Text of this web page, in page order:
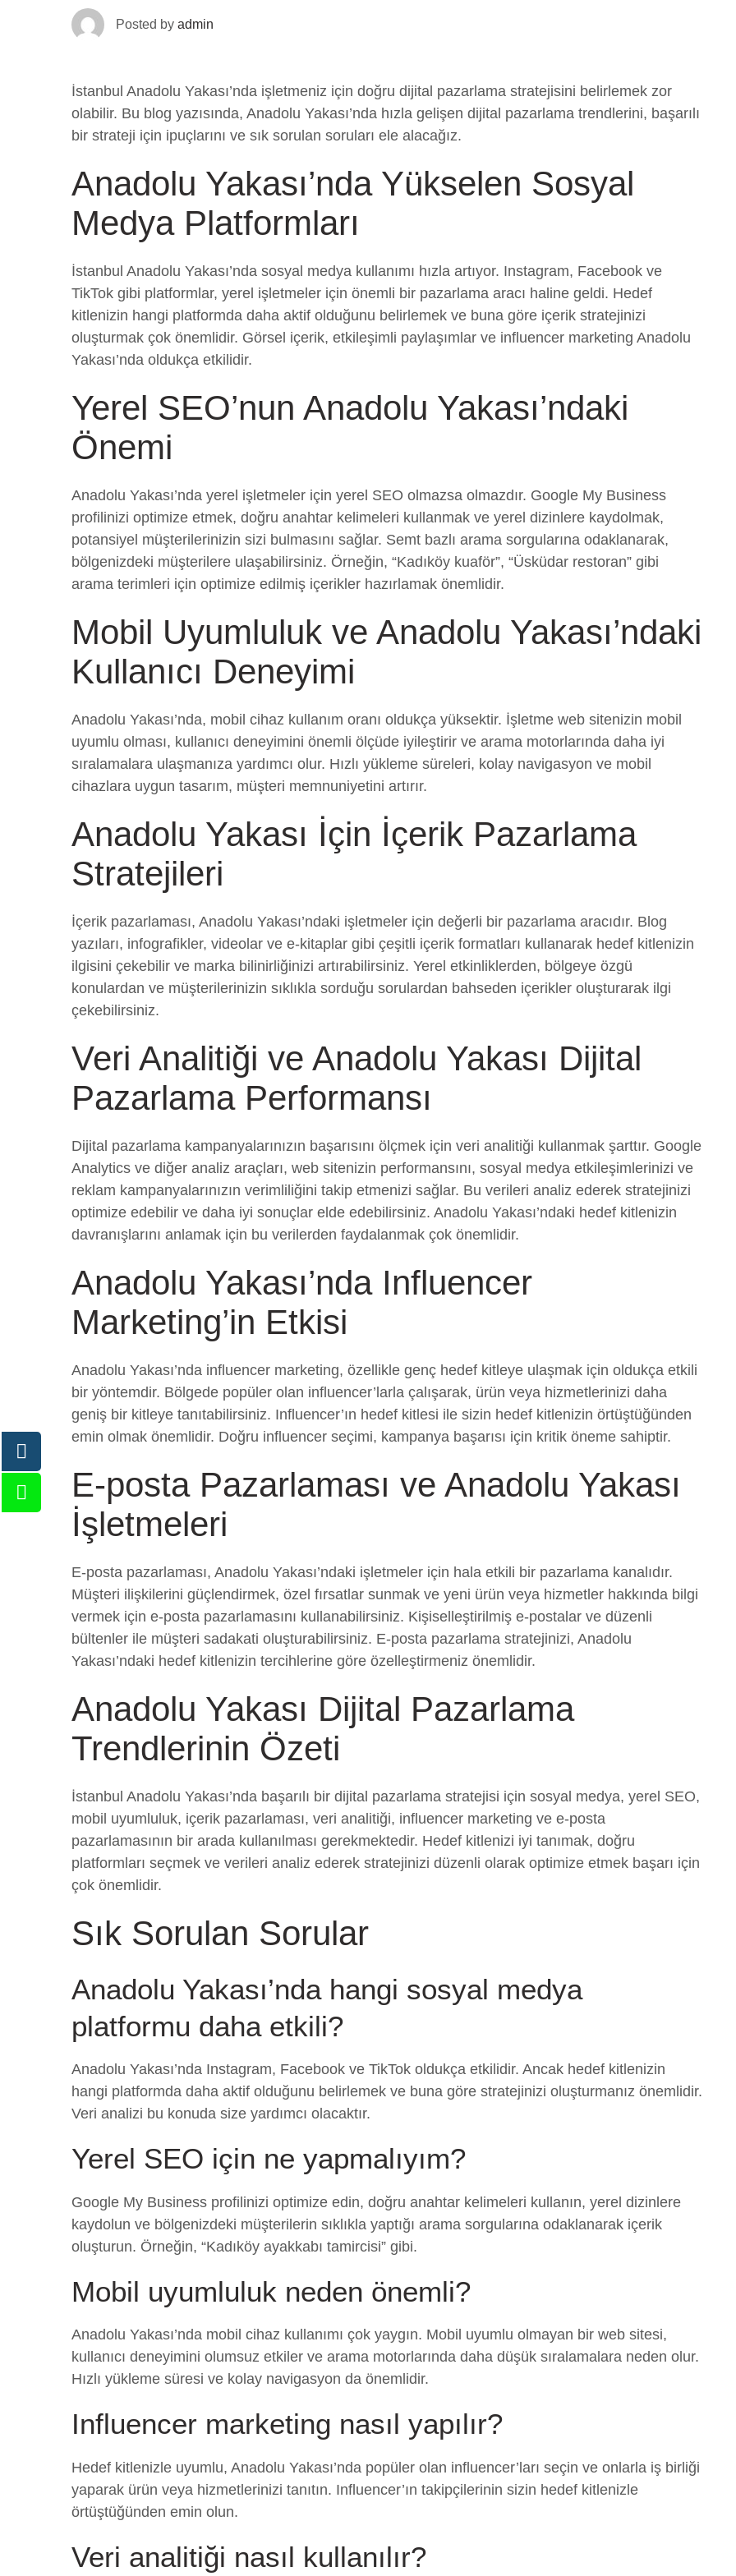
Posted by admin
İstanbul Anadolu Yakası’nda işletmeniz için doğru dijital pazarlama stratejisini belirlemek zor
olabilir. Bu blog yazısında, Anadolu Yakası’nda hızla gelişen dijital pazarlama trendlerini, başarılı
bir strateji için ipuçlarını ve sık sorulan soruları ele alacağız.
Anadolu Yakası’nda Yükselen Sosyal
Medya Platformları
İstanbul Anadolu Yakası’nda sosyal medya kullanımı hızla artıyor. Instagram, Facebook ve
TikTok gibi platformlar, yerel işletmeler için önemli bir pazarlama aracı haline geldi. Hedef
kitlenizin hangi platformda daha aktif olduğunu belirlemek ve buna göre içerik stratejinizi
oluşturmak çok önemlidir. Görsel içerik, etkileşimli paylaşımlar ve influencer marketing Anadolu
Yakası’nda oldukça etkilidir.
Yerel SEO’nun Anadolu Yakası’ndaki
Önemi
Anadolu Yakası’nda yerel işletmeler için yerel SEO olmazsa olmazdır. Google My Business
profilinizi optimize etmek, doğru anahtar kelimeleri kullanmak ve yerel dizinlere kaydolmak,
potansiyel müşterilerinizin sizi bulmasını sağlar. Semt bazlı arama sorgularına odaklanarak,
bölgenizdeki müşterilere ulaşabilirsiniz. Örneğin, “Kadıköy kuaför”, “Üsküdar restoran” gibi
arama terimleri için optimize edilmiş içerikler hazırlamak önemlidir.
Mobil Uyumluluk ve Anadolu Yakası’ndaki
Kullanıcı Deneyimi
Anadolu Yakası’nda, mobil cihaz kullanım oranı oldukça yüksektir. İşletme web sitenizin mobil
uyumlu olması, kullanıcı deneyimini önemli ölçüde iyileştirir ve arama motorlarında daha iyi
sıralamalara ulaşmanıza yardımcı olur. Hızlı yükleme süreleri, kolay navigasyon ve mobil
cihazlara uygun tasarım, müşteri memnuniyetini artırır.
Anadolu Yakası İçin İçerik Pazarlama
Stratejileri
İçerik pazarlaması, Anadolu Yakası’ndaki işletmeler için değerli bir pazarlama aracıdır. Blog
yazıları, infografikler, videolar ve e-kitaplar gibi çeşitli içerik formatları kullanarak hedef kitlenizin
ilgisini çekebilir ve marka bilinirliğinizi artırabilirsiniz. Yerel etkinliklerden, bölgeye özgü
konulardan ve müşterilerinizin sıklıkla sorduğu sorulardan bahseden içerikler oluşturarak ilgi
çekebilirsiniz.
Veri Analitiği ve Anadolu Yakası Dijital
Pazarlama Performansı
Dijital pazarlama kampanyalarınızın başarısını ölçmek için veri analitiği kullanmak şarttır. Google
Analytics ve diğer analiz araçları, web sitenizin performansını, sosyal medya etkileşimlerinizi ve
reklam kampanyalarınızın verimliliğini takip etmenizi sağlar. Bu verileri analiz ederek stratejinizi
optimize edebilir ve daha iyi sonuçlar elde edebilirsiniz. Anadolu Yakası’ndaki hedef kitlenizin
davranışlarını anlamak için bu verilerden faydalanmak çok önemlidir.
Anadolu Yakası’nda Influencer
Marketing’in Etkisi
Anadolu Yakası’nda influencer marketing, özellikle genç hedef kitleye ulaşmak için oldukça etkili
bir yöntemdir. Bölgede popüler olan influencer’larla çalışarak, ürün veya hizmetlerinizi daha
geniş bir kitleye tanıtabilirsiniz. Influencer’ın hedef kitlesi ile sizin hedef kitlenizin örtüştüğünden
emin olmak önemlidir. Doğru influencer seçimi, kampanya başarısı için kritik öneme sahiptir.
E-posta Pazarlaması ve Anadolu Yakası
İşletmeleri
E-posta pazarlaması, Anadolu Yakası’ndaki işletmeler için hala etkili bir pazarlama kanalıdır.
Müşteri ilişkilerini güçlendirmek, özel fırsatlar sunmak ve yeni ürün veya hizmetler hakkında bilgi
vermek için e-posta pazarlamasını kullanabilirsiniz. Kişiselleştirilmiş e-postalar ve düzenli
bültenler ile müşteri sadakati oluşturabilirsiniz. E-posta pazarlama stratejinizi, Anadolu
Yakası’ndaki hedef kitlenizin tercihlerine göre özelleştirmeniz önemlidir.
Anadolu Yakası Dijital Pazarlama
Trendlerinin Özeti
İstanbul Anadolu Yakası’nda başarılı bir dijital pazarlama stratejisi için sosyal medya, yerel SEO,
mobil uyumluluk, içerik pazarlaması, veri analitiği, influencer marketing ve e-posta
pazarlamasının bir arada kullanılması gerekmektedir. Hedef kitlenizi iyi tanımak, doğru
platformları seçmek ve verileri analiz ederek stratejinizi düzenli olarak optimize etmek başarı için
çok önemlidir.
Sık Sorulan Sorular
Anadolu Yakası’nda hangi sosyal medya
platformu daha etkili?
Anadolu Yakası’nda Instagram, Facebook ve TikTok oldukça etkilidir. Ancak hedef kitlenizin
hangi platformda daha aktif olduğunu belirlemek ve buna göre stratejinizi oluşturmanız önemlidir.
Veri analizi bu konuda size yardımcı olacaktır.
Yerel SEO için ne yapmalıyım?
Google My Business profilinizi optimize edin, doğru anahtar kelimeleri kullanın, yerel dizinlere
kaydolun ve bölgenizdeki müşterilerin sıklıkla yaptığı arama sorgularına odaklanarak içerik
oluşturun. Örneğin, “Kadıköy ayakkabı tamircisi” gibi.
Mobil uyumluluk neden önemli?
Anadolu Yakası’nda mobil cihaz kullanımı çok yaygın. Mobil uyumlu olmayan bir web sitesi,
kullanıcı deneyimini olumsuz etkiler ve arama motorlarında daha düşük sıralamalara neden olur.
Hızlı yükleme süresi ve kolay navigasyon da önemlidir.
Influencer marketing nasıl yapılır?
Hedef kitlenizle uyumlu, Anadolu Yakası’nda popüler olan influencer’ları seçin ve onlarla iş birliği
yaparak ürün veya hizmetlerinizi tanıtın. Influencer’ın takipçilerinin sizin hedef kitlenizle
örtüştüğünden emin olun.
Veri analitiği nasıl kullanılır?